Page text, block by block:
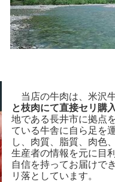
当店の牛肉は、米沢
と枝肉にて直接セリ購
地である長井市に拠点
ている牛舎に自ら足を
し、肉質、脂質、肉色
生産者の情報を元に目
自信を持ってお届けで
リ落としています。